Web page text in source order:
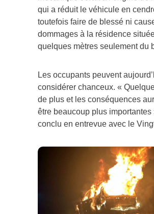
qui a réduit le véhicule en
toutefois faire de blessé ni
dommages à la résidence
quelques mètres seulement du
Les occupants peuvent
considérer chanceux. «
de plus et les conséquences
être beaucoup plus importantes
conclu en entrevue avec le